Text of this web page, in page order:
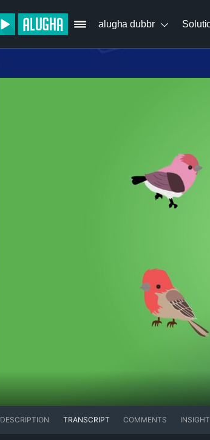
alugha dubbr
DESCRIPTION TRANSCRIPT COMMENTS